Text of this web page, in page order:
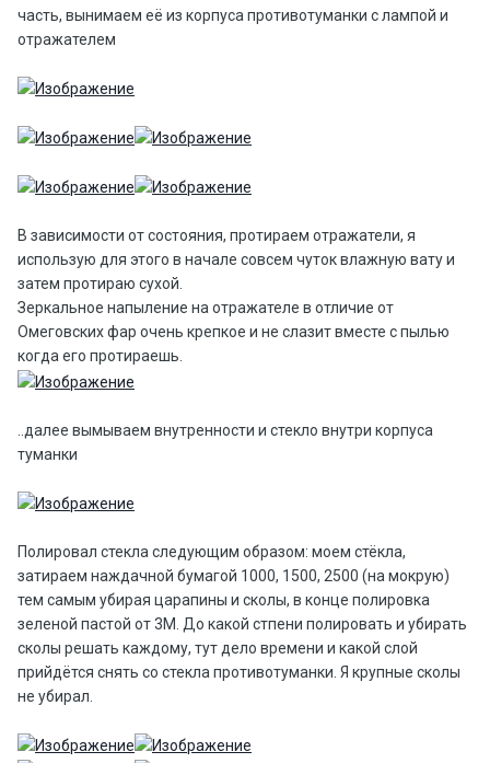
часть, вынимаем её из корпуса противотуманки с лампой и
отражателем
В зависимости от состояния, протираем отражатели, я
использую для этого в начале совсем чуток влажную вату и
затем протираю сухой.
Зеркальное напыление на отражателе в отличие от
Омеговских фар очень крепкое и не слазит вместе с пылью
когда его протираешь.
..далее вымываем внутренности и стекло внутри корпуса
туманки
Полировал стекла следующим образом: моем стёкла,
затираем наждачной бумагой 1000, 1500, 2500 (на мокрую)
тем самым убирая царапины и сколы, в конце полировка
зеленой пастой от 3М. До какой стпени полировать и убирать
сколы решать каждому, тут дело времени и какой слой
прийдётся снять со стекла противотуманки. Я крупные сколы
не убирал.